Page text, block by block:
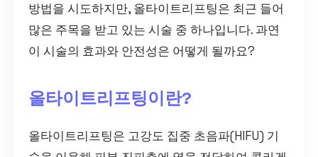
방법을 시도하지만, 올타이트리프팅은 최근 들어
많은 주목을 받고 있는 시술 중 하나입니다. 과연
이 시술의 효과와 안전성은 어떻게 될까요?
올타이트리프팅이란?
올타이트리프팅은 고강도 집중 초음파(HIFU) 기